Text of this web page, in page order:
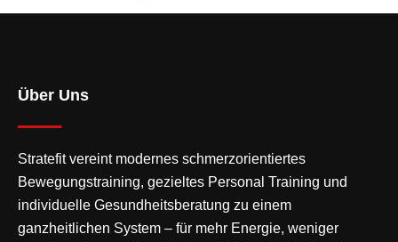
Über Uns
Stratefit vereint modernes schmerzorientiertes
Bewegungstraining, gezieltes Personal Training und
individuelle Gesundheitsberatung zu einem
ganzheitlichen System – für mehr Energie, weniger